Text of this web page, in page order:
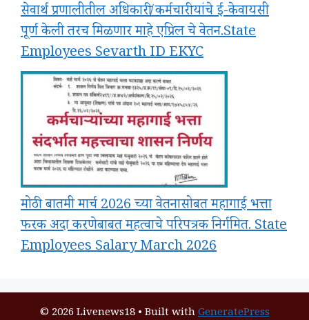
सेवार्थ प्रणालीतील अधिकारी/कर्मचारी यांचे ई-केवायसी
पूर्ण केली तरच मिळणार माहे एप्रिल चे वेतन.State
Employees Sevarth ID EKYC
मोठी बातमी मार्च 2026 च्या वेतनासोबत महागाई भत्ता
फरक अदा करणेबाबत महत्वाचे परिपत्रक निर्गमित. State
Employees Salary March 2026
© 2026 Livenews18• Built withGeneratePress